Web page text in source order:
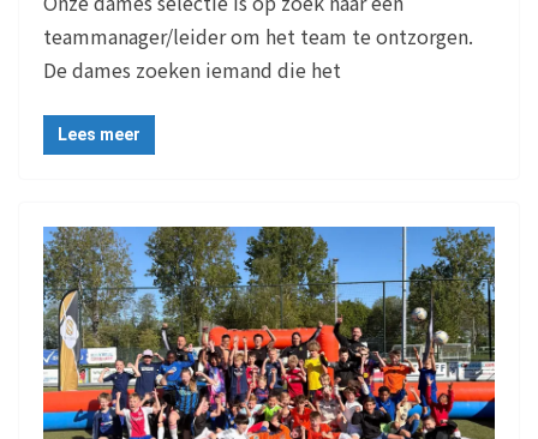
teammanager/leider om het team te ontzorgen.
De dames zoeken iemand die het
Lees meer